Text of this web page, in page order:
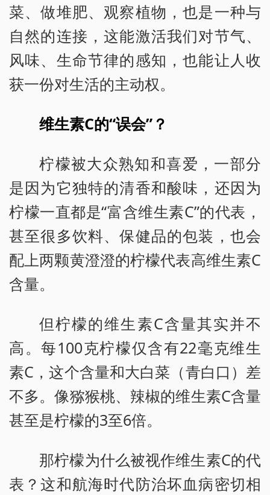
菜、做堆肥、观察植物，也是一种与
自然的连接，这能激活我们对节气、
风味、生命节律的感知，也能让人收
获一份对生活的主动权。
维生素C的“误会”？
柠檬被大众熟知和喜爱，一部分
是因为它独特的清香和酸味，还因为
柠檬一直都是“富含维生素C”的代表，
甚至很多饮料、保健品的包装，也会
配上两颗黄澄澄的柠檬代表高维生素C
含量。
但柠檬的维生素C含量其实并不
高。每100克柠檬仅含有22毫克维生
素C，这个含量和大白菜（青白口）差
不多。像猕猴桃、辣椒的维生素C含量
甚至是柠檬的3至6倍。
那柠檬为什么被视作维生素C的代
表？这和航海时代防治坏血病密切相